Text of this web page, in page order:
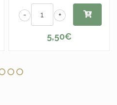
+
-
5,50€